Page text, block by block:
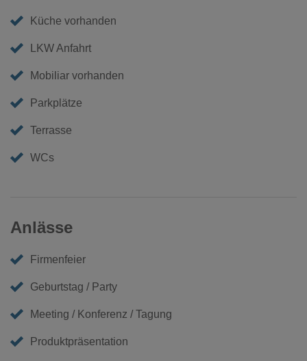
Küche vorhanden
LKW Anfahrt
Mobiliar vorhanden
Parkplätze
Terrasse
WCs
Anlässe
Firmenfeier
Geburtstag / Party
Meeting / Konferenz / Tagung
Produktpräsentation